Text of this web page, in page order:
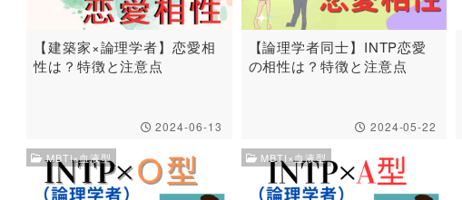
【建築家×論理学者】恋愛相
性は？特徴と注意点
2024-06-13
【論理学者同士】INTP恋愛
の相性は？特徴と注意点
2024-05-22
MBTI×血液型 MBTI×血液型